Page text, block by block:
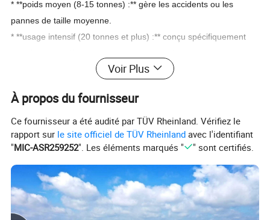
* **poids moyen (8-15 tonnes) :** gère les accidents ou les
pannes de taille moyenne.
* **usage intensif (20 tonnes et plus) :** conçu spécifiquement
Voir Plus
À propos du fournisseur
Ce fournisseur a été audité par TÜV Rheinland. Vérifiez le
rapport sur le site officiel de TÜV Rheinland avec l'identifiant
"MIC-ASR259252". Les éléments marqués " " sont certifiés.